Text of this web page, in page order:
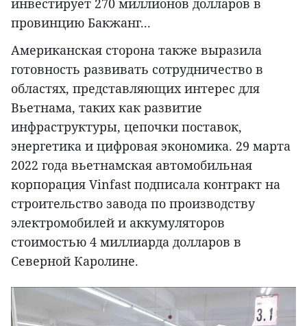
провинцию Бакжанг...
Американская сторона также выразила
готовность развивать сотрудничество в
областях, представляющих интерес для
Вьетнама, таких как развитие
инфраструктуры, цепочки поставок,
энергетика и цифровая экономика. 29 марта
2022 года вьетнамская автомобильная
корпорация Vinfast подписала контракт на
строительство завода по производству
электромобилей и аккумуляторов
стоимостью 4 миллиарда долларов в
Северной Каролине.